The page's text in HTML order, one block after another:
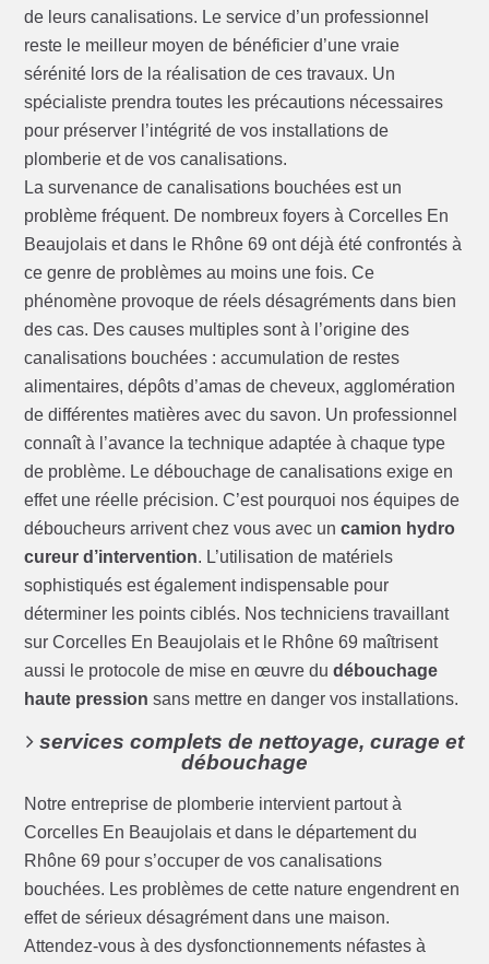
de leurs canalisations. Le service d’un professionnel
reste le meilleur moyen de bénéficier d’une vraie
sérénité lors de la réalisation de ces travaux. Un
spécialiste prendra toutes les précautions nécessaires
pour préserver l’intégrité de vos installations de
plomberie et de vos canalisations.
La survenance de canalisations bouchées est un
problème fréquent. De nombreux foyers à Corcelles En
Beaujolais et dans le Rhône 69 ont déjà été confrontés à
ce genre de problèmes au moins une fois. Ce
phénomène provoque de réels désagréments dans bien
des cas. Des causes multiples sont à l’origine des
canalisations bouchées : accumulation de restes
alimentaires, dépôts d’amas de cheveux, agglomération
de différentes matières avec du savon. Un professionnel
connaît à l’avance la technique adaptée à chaque type
de problème. Le débouchage de canalisations exige en
effet une réelle précision. C’est pourquoi nos équipes de
déboucheurs arrivent chez vous avec uncamion hydro
cureur d’intervention. L’utilisation de matériels
sophistiqués est également indispensable pour
déterminer les points ciblés. Nos techniciens travaillant
sur Corcelles En Beaujolais et le Rhône 69 maîtrisent
aussi le protocole de mise en œuvre dudébouchage
haute pression sans mettre en danger vos installations.
services complets de nettoyage, curage et
débouchage
Notre entreprise de plomberie intervient partout à
Corcelles En Beaujolais et dans le département du
Rhône 69 pour s’occuper de vos canalisations
bouchées. Les problèmes de cette nature engendrent en
effet de sérieux désagrément dans une maison.
Attendez-vous à des dysfonctionnements néfastes à